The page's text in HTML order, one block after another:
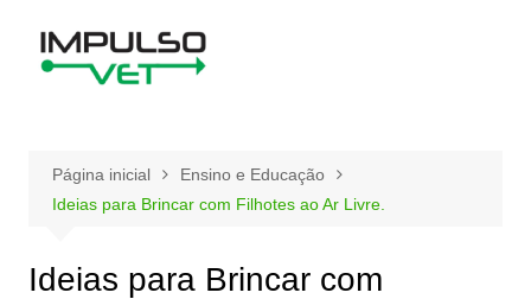
Página inicial
Ensino e Educação
Ideias para Brincar com Filhotes ao Ar Livre.
Ideias para Brincar com